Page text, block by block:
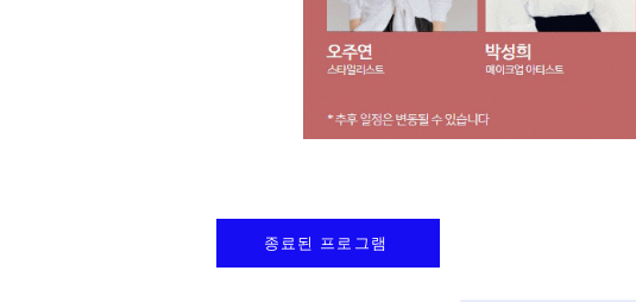
종료된 프로그램